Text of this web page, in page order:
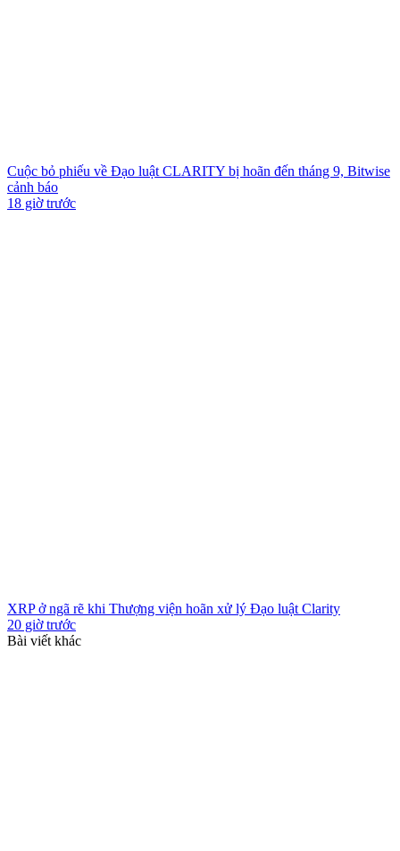
Cuộc bỏ phiếu về Đạo luật CLARITY bị hoãn đến tháng 9, Bitwise
cảnh báo
18 giờ trước
XRP ở ngã rẽ khi Thượng viện hoãn xử lý Đạo luật Clarity
20 giờ trước
Bài viết khác